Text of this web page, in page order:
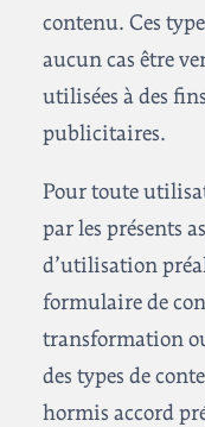
contenu. Ces
aucun cas être
utilisées à des
publicitaires.
Pour toute
par les présents
d’utilisation
formulaire de
transformation
des types de
hormis accord